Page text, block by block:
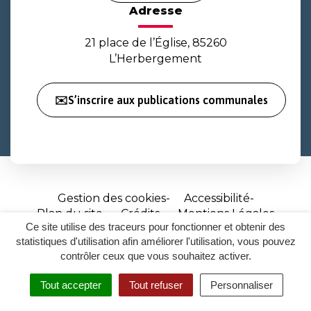
Ce site utilise des traceurs pour fonctionner et obtenir des
statistiques d'utilisation afin améliorer l'utilisation, vous pouvez
contrôler ceux que vous souhaitez activer.
Tout accepter Tout refuser Personnaliser
RECHERCHER
ACCESSIBILITÉ
Adresse
21 place de l’Église, 85260
L’Herbergement
✉️S’inscrire aux publications communales
Gestion des cookies
Accessibilité
Plan du site
Crédits
Mentions Légales
Site
réalisé
par
Inovagora